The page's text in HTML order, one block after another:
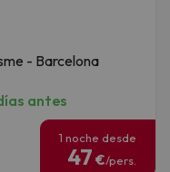
- Barcelona
antes
1 noche desde
47 €/pers.